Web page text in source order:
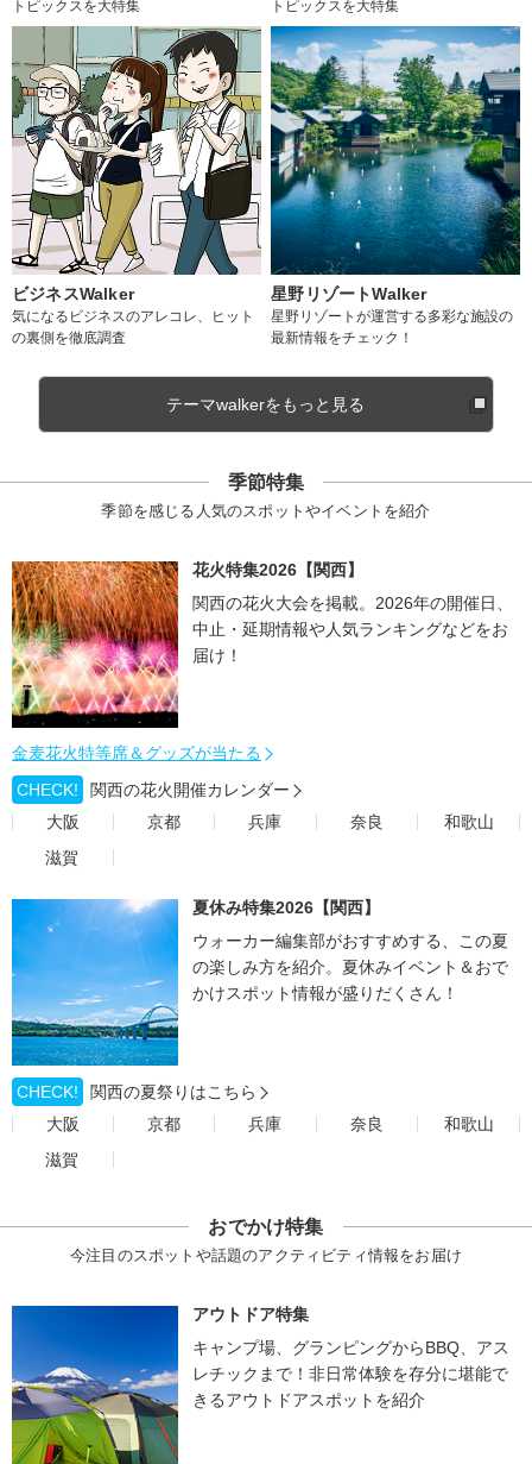
トピックスを大特集 トピックスを大特集
ビジネスWalker
気になるビジネスのアレコレ、ヒット
の裏側を徹底調査
星野リゾートWalker
星野リゾートが運営する多彩な施設の
最新情報をチェック！
テーマwalkerをもっと見る
季節特集
季節を感じる人気のスポットやイベントを紹介
花火特集2026【関西】
関西の花火大会を掲載。2026年の開催日、
中止・延期情報や人気ランキングなどをお
届け！
金麦花火特等席＆グッズが当たる
CHECK!
関西の花火開催カレンダー
大阪
京都 兵庫 奈良
和歌山
滋賀
夏休み特集2026【関西】
ウォーカー編集部がおすすめする、この夏
の楽しみ方を紹介。夏休みイベント＆おで
かけスポット情報が盛りだくさん！
CHECK!
関西の夏祭りはこちら
大阪
京都 兵庫 奈良
和歌山
滋賀
おでかけ特集
今注目のスポットや話題のアクティビティ情報をお届け
アウトドア特集
キャンプ場、グランピングからBBQ、アス
レチックまで！非日常体験を存分に堪能で
きるアウトドアスポットを紹介